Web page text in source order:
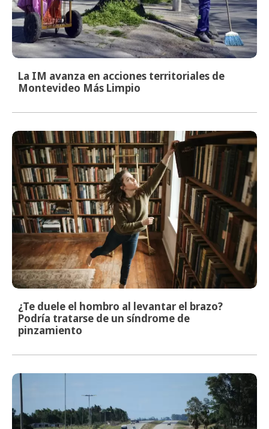
La IM avanza en acciones territoriales de
Montevideo Más Limpio
¿Te duele el hombro al levantar el brazo?
Podría tratarse de un síndrome de
pinzamiento